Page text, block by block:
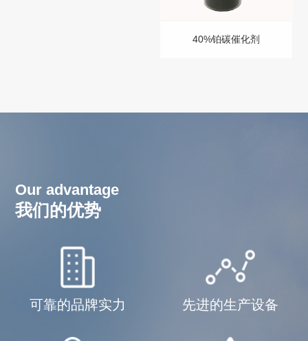
40%铂碳催化剂
Our advantage
我们的优势
可靠的品牌实力 先进的生产设备